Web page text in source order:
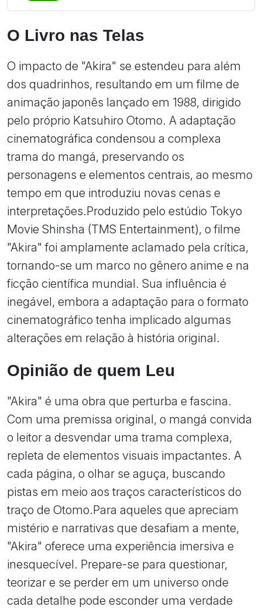
O Livro nas Telas
O impacto de "Akira" se estendeu para além
dos quadrinhos, resultando em um filme de
animação japonês lançado em 1988, dirigido
pelo próprio Katsuhiro Otomo. A adaptação
cinematográfica condensou a complexa
trama do mangá, preservando os
personagens e elementos centrais, ao mesmo
tempo em que introduziu novas cenas e
interpretações.Produzido pelo estúdio Tokyo
Movie Shinsha (TMS Entertainment), o filme
"Akira" foi amplamente aclamado pela crítica,
tornando-se um marco no gênero anime e na
ficção científica mundial. Sua influência é
inegável, embora a adaptação para o formato
cinematográfico tenha implicado algumas
alterações em relação à história original.
Opinião de quem Leu
"Akira" é uma obra que perturba e fascina.
Com uma premissa original, o mangá convida
o leitor a desvendar uma trama complexa,
repleta de elementos visuais impactantes. A
cada página, o olhar se aguça, buscando
pistas em meio aos traços característicos do
traço de Otomo.Para aqueles que apreciam
mistério e narrativas que desafiam a mente,
"Akira" oferece uma experiência imersiva e
inesquecível. Prepare-se para questionar,
teorizar e se perder em um universo onde
cada detalhe pode esconder uma verdade